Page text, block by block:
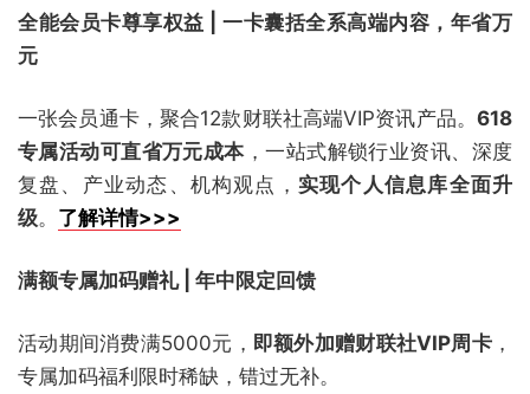
全能会员卡尊享权益 | 一卡囊括全系高端内容，年省万
元
一张会员通卡，聚合12款财联社高端VIP资讯产品。 618
专属活动可直省万元成本，一站式解锁行业资讯、深度
复盘、产业动态、机构观点， 实现个人信息库全面升
级。 了解详情>>>
满额专属加码赠礼 | 年中限定回馈
活动期间消费满5000元， 即额外加赠财联社VIP周卡 ，
专属加码福利限时稀缺，错过无补。